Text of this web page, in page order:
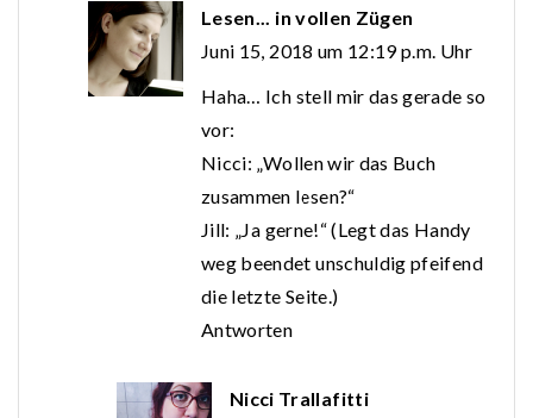
Lesen... in vollen Zügen
Juni 15, 2018 um 12:19 p.m. Uhr
Haha… Ich stell mir das gerade so
vor:
Nicci: „Wollen wir das Buch
zusammen lesen?“
Jill: „Ja gerne!“ (Legt das Handy
weg beendet unschuldig pfeifend
die letzte Seite.)
Antworten
Nicci Trallafitti